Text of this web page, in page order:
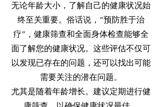
无论年龄大小，了解自己的健康状况始
终至关重要。俗话说，“预防胜于治
疗”，健康筛查和全面身体检查能够全
面了解您的健康状况。这些评估不仅可
以发现已存在的问题，还可以找出可能
需要关注的潜在问题。
尤其是随着年龄增长。建议定期进行健